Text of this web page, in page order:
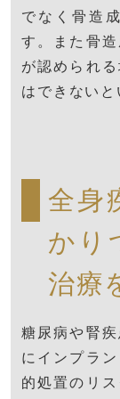
でなく骨造
す。また骨
が認められ
はできないと
全身
かり
治療
糖尿病や腎
にインプラ
的処置のリ